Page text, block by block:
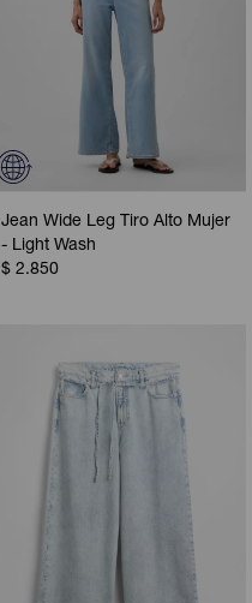
Jean Wide Leg Tiro Alto Mujer
- Light Wash
$ 2.850